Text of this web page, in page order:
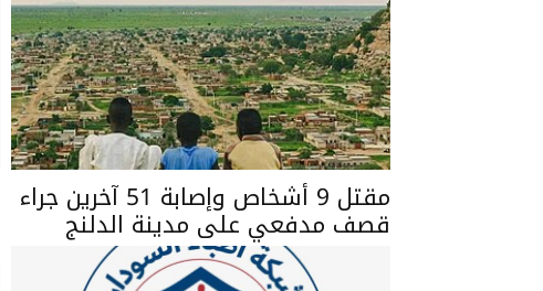
مقتل 9 أشخاص وإصابة 51 آخرين جراء
قصف مدفعي على مدينة الدلنج